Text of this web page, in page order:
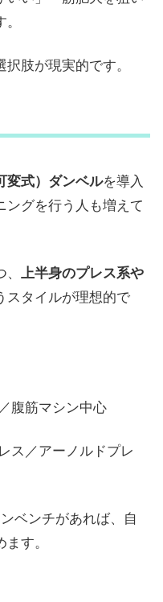
肢が現実的です。
変式）ダンベルを導入
ングを行う人も増えて
上半身のプレス系や
スタイルが理想的で
腹筋マシン中心
ス／アーノルドプレ
ベンチがあれば、自
す。